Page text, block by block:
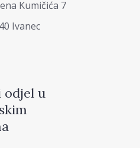
Kumičića 7
Ivanec
odjel u